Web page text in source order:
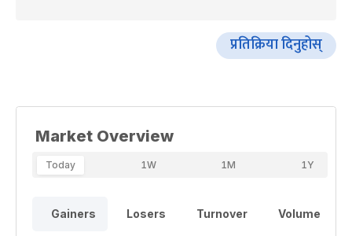
प्रतिक्रिया दिनुहोस्